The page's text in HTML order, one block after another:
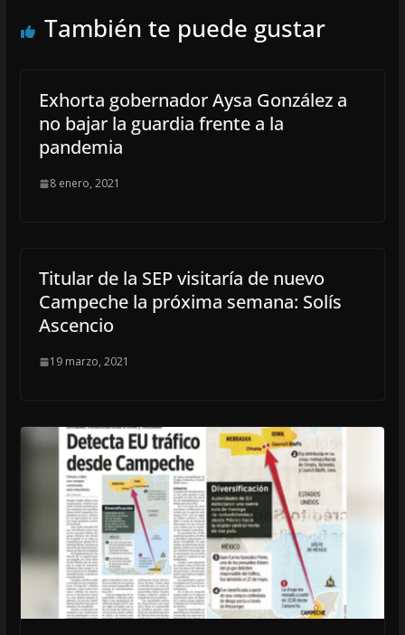
También te puede gustar
Exhorta gobernador Aysa González a
no bajar la guardia frente a la
pandemia
8 enero, 2021
Titular de la SEP visitaría de nuevo
Campeche la próxima semana: Solís
Ascencio
19 marzo, 2021